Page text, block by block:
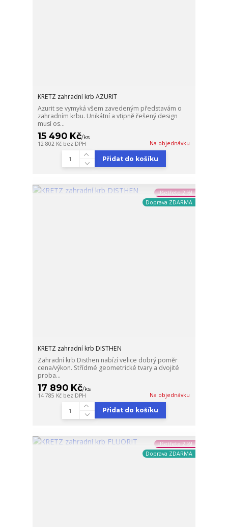
KRETZ zahradní krb AZURIT
Azurit se vymyká všem zavedeným představám o
zahradním krbu. Unikátní a vtipně řešený design
musí os...
15 490 Kč/ks
12 802 Kč bez DPH Na objednávku
Přidat do košíku
Ušetřete 2 %!
Doprava ZDARMA
KRETZ zahradní krb DISTHEN
Zahradní krb Disthen nabízí velice dobrý poměr
cena/výkon. Střídmé geometrické tvary a dvojité
proba...
17 890 Kč/ks
14 785 Kč bez DPH Na objednávku
Přidat do košíku
Ušetřete 2 %!
Doprava ZDARMA